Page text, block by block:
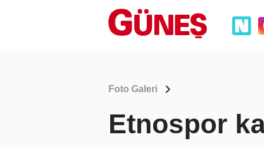
Foto Galeri
Etnospor